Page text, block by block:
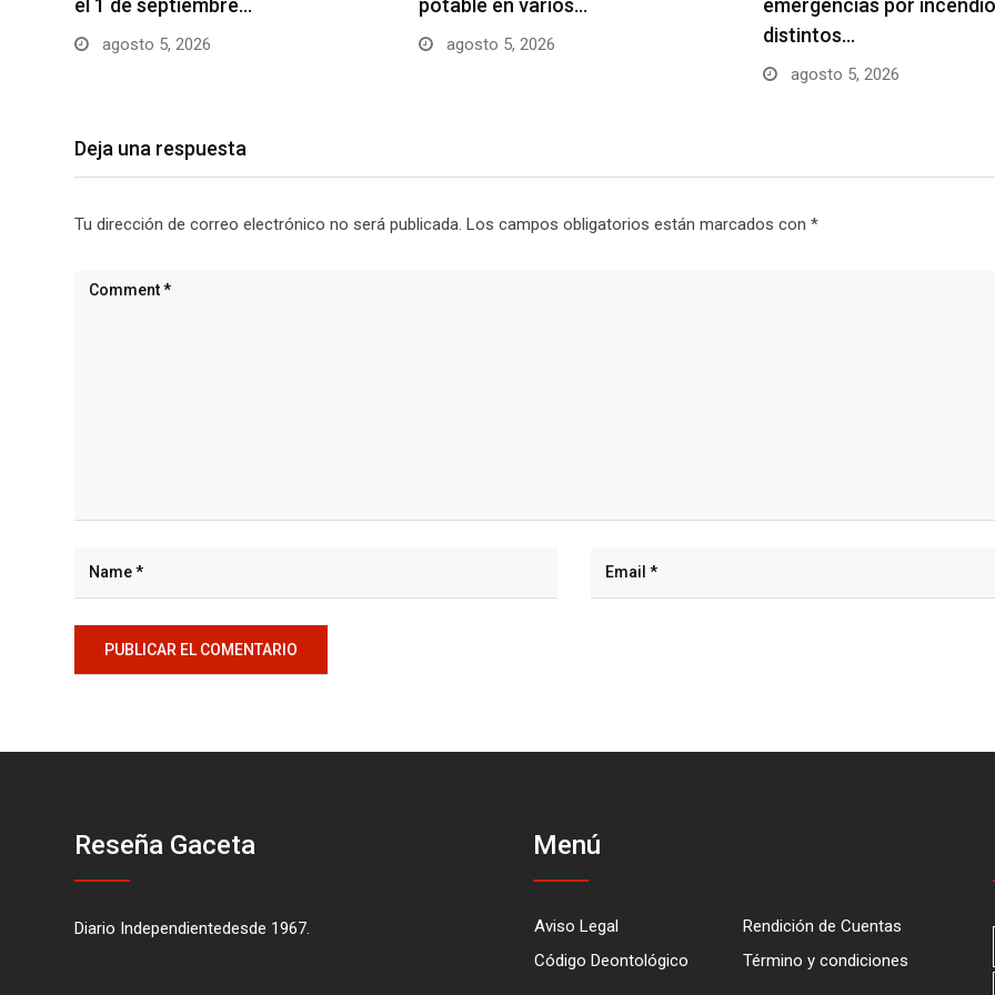
agosto 5, 2026 agosto 5, 2026
distintos…
agosto 5, 2026
Deja una respuesta
Tu dirección de correo electrónico no será publicada. Los campos obligatorios están marcados con *
Reseña Gaceta
Diario Independientedesde 1967.
Menú
Aviso Legal
Rendición de Cuentas
Código Deontológico
Término y condiciones